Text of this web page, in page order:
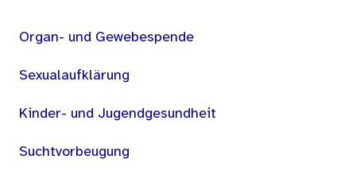
Organ- und Gewebespende
Sexualaufklärung
Kinder- und Jugendgesundheit
Suchtvorbeugung